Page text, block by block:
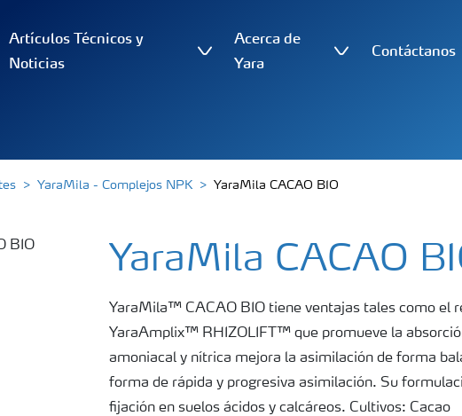
Artículos Técnicos y
Noticias
Acerca de
Yara
Contáctanos
YaraMila - Complejos NPK YaraMila CACAO BIO
YaraMila CACAO
YaraMila™ CACAO BIO tiene ventajas tales como el
YaraAmplix™ RHIZOLIFT™ que promueve la
amoniacal y nítrica mejora la asimilación de forma balanceada. En su fabricación,
forma de rápida y progresiva asimilación. Su
fijación en suelos ácidos y calcáreos. Cultivos: Cacao